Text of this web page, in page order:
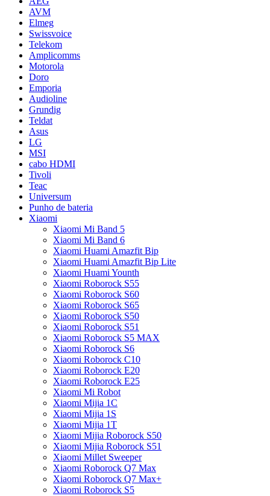
AVM
Elmeg
Swissvoice
Telekom
Amplicomms
Motorola
Doro
Emporia
Audioline
Grundig
Teldat
Asus
LG
MSI
cabo HDMI
Tivoli
Teac
Universum
Punho de bateria
Xiaomi
Xiaomi Mi Band 5
Xiaomi Mi Band 6
Xiaomi Huami Amazfit Bip
Xiaomi Huami Amazfit Bip Lite
Xiaomi Huami Younth
Xiaomi Roborock S55
Xiaomi Roborock S60
Xiaomi Roborock S65
Xiaomi Roborock S50
Xiaomi Roborock S51
Xiaomi Roborock S5 MAX
Xiaomi Roborock S6
Xiaomi Roborock C10
Xiaomi Roborock E20
Xiaomi Roborock E25
Xiaomi Mi Robot
Xiaomi Mijia 1C
Xiaomi Mijia 1S
Xiaomi Mijia 1T
Xiaomi Mijia Roborock S50
Xiaomi Mijia Roborock S51
Xiaomi Millet Sweeper
Xiaomi Roborock Q7 Max
Xiaomi Roborock Q7 Max+
Xiaomi Roborock S5